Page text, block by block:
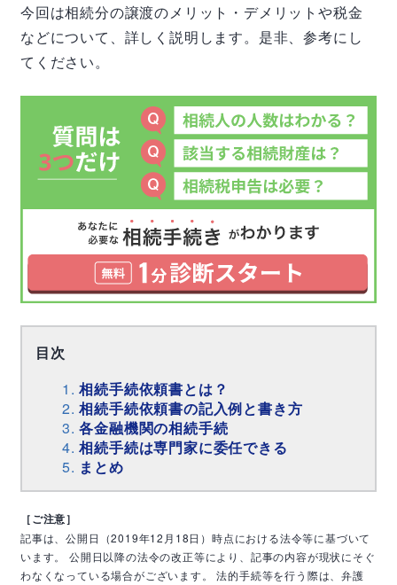
今回は相続分の譲渡のメリット・デメリットや税金
などについて、詳しく説明します。是非、参考にし
てください。
目次
相続手続依頼書とは？
相続手続依頼書の記入例と書き方
各金融機関の相続手続
相続手続は専門家に委任できる
まとめ
［ご注意］
記事は、公開日（2019年12月18日）時点における法令等に基づいて
います。
公開日以降の法令の改正等により、記事の内容が現状にそぐ
わなくなっている場合がございます。
法的手続等を行う際は、弁護